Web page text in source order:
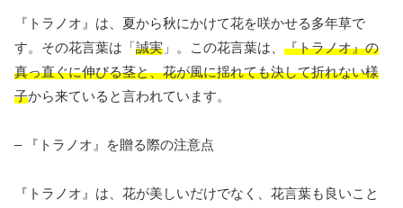
『トラノオ』は、夏から秋にかけて花を咲かせる多年草で
す。その花言葉は「誠実 」。この花言葉は、 『トラノオ』の
真っ直ぐに伸びる茎と、花が風に揺れても決して折れない様
子から来ていると言われています。
– 『トラノオ』を贈る際の注意点
『トラノオ』は、花が美しいだけでなく、花言葉も良いこと